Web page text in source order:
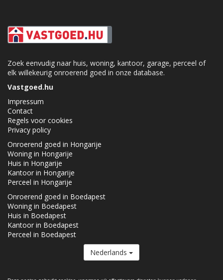
Zoek eenvudig naar huis, woning, kantoor, garage, perceel of
elk willekeurig onroerend goed in onze database.
Vastgoed.hu
Impressum
Contact
Regels voor cookies
Privacy policy
Onroerend goed in Hongarije
Woning in Hongarije
Huis in Hongarije
Kantoor in Hongarije
Perceel in Hongarije
Onroerend goed in Boedapest
Woning in Boedapest
Huis in Boedapest
Kantoor in Boedapest
Perceel in Boedapest
Nederlands